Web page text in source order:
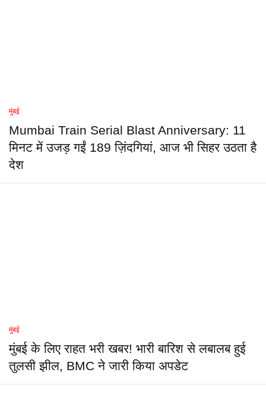
मुंबई
Mumbai Train Serial Blast Anniversary: 11
मिनट में उजड़ गईं 189 ज़िंदगियां, आज भी सिहर उठता है
देश
मुंबई
मुंबई के लिए राहत भरी खबर! भारी बारिश से लबालब हुई
तुलसी झील, BMC ने जारी किया अपडेट